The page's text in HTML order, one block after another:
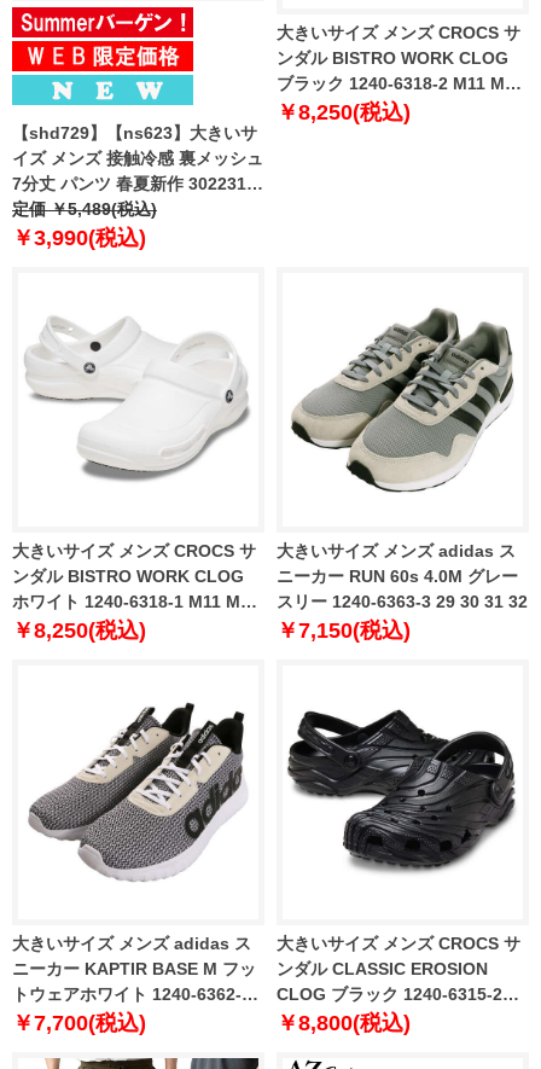
【shd729】【ns623】大きいサ
イズ メンズ 接触冷感 裏メッシュ
7分丈 パンツ 春夏新作 302231az
【fre】
定価 ￥5,489(税込)
￥3,990(税込)
大きいサイズ メンズ CROCS サ
ンダル BISTRO WORK CLOG
ブラック 1240-6318-2 M11 M12
M13 M14
￥8,250(税込)
大きいサイズ メンズ CROCS サ
ンダル BISTRO WORK CLOG
ホワイト 1240-6318-1 M11 M12
M13 M14
￥8,250(税込)
大きいサイズ メンズ adidas ス
ニーカー RUN 60s 4.0M グレー
スリー 1240-6363-3 29 30 31 32
￥7,150(税込)
大きいサイズ メンズ adidas ス
ニーカー KAPTIR BASE M フッ
トウェアホワイト 1240-6362-1
29 30 31 32
￥7,700(税込)
大きいサイズ メンズ CROCS サ
ンダル CLASSIC EROSION
CLOG ブラック 1240-6315-2
M12 M13
￥8,800(税込)